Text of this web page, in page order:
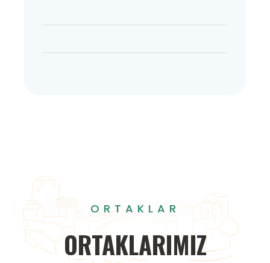
ORTAKLAR
ORTAKLARIMIZ